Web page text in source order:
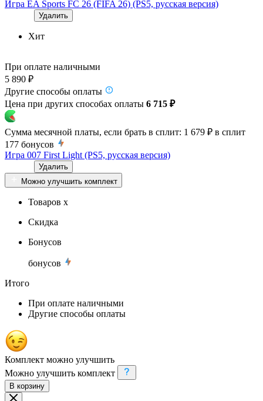
Игра EA Sports FC 26 (FIFA 26) (PS5, русская версия)
Удалить
Хит
При оплате наличными
5 890 ₽
Другие способы оплаты
Цена при других способах оплаты 6 715 ₽
Сумма месячной платы, если брать в сплит: 1 679 ₽ в сплит
177 бонусов
Игра 007 First Light (PS5, русская версия)
Удалить
Можно улучшить комплект
Товаров x
Скидка
Бонусов
бонусов
Итого
При оплате наличными
Другие способы оплаты
Комплект можно улучшить
Можно улучшить комплект
В корзину